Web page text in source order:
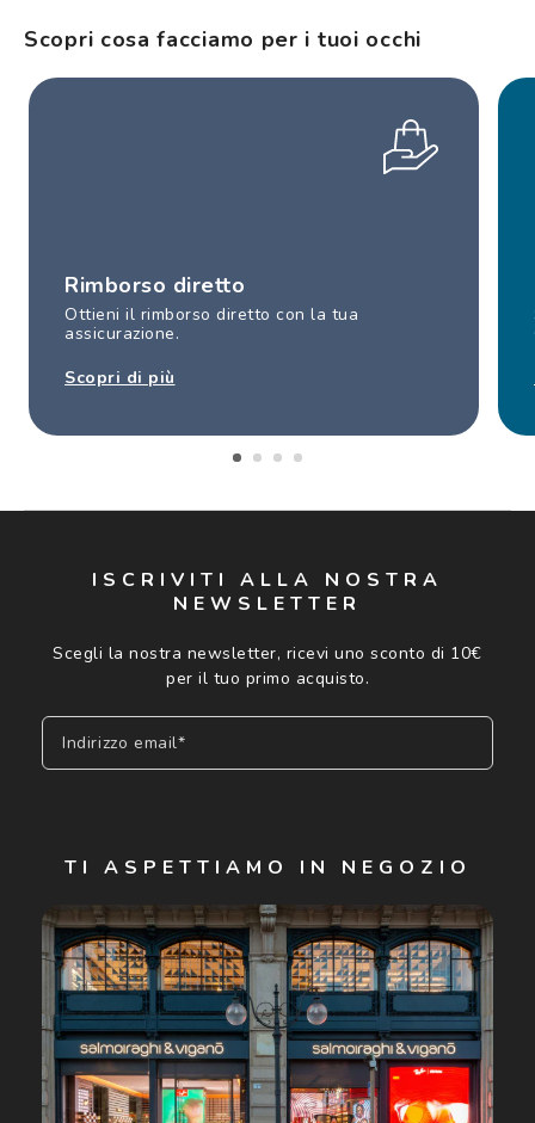
Scopri cosa facciamo per i tuoi occhi
Rimborso diretto
Ottieni il rimborso diretto con la tua
assicurazione.
Scopri di più
ISCRIVITI ALLA NOSTRA
NEWSLETTER
Scegli la nostra newsletter, ricevi uno sconto di 10€
per il tuo primo acquisto.
Indirizzo email*
Cliccando su "Iscriviti", confermo di avere più di 16 anni e
acconsento all'utilizzo dei miei Dati Personali da parte di
Luxottica Group S.p.A. per l'invio di offerte speciali, novità
ed altre comunicazioni di carattere pubblicitario (consultare
Informativa sulla privacyper ulteriori informazioni).
TI ASPETTIAMO IN NEGOZIO